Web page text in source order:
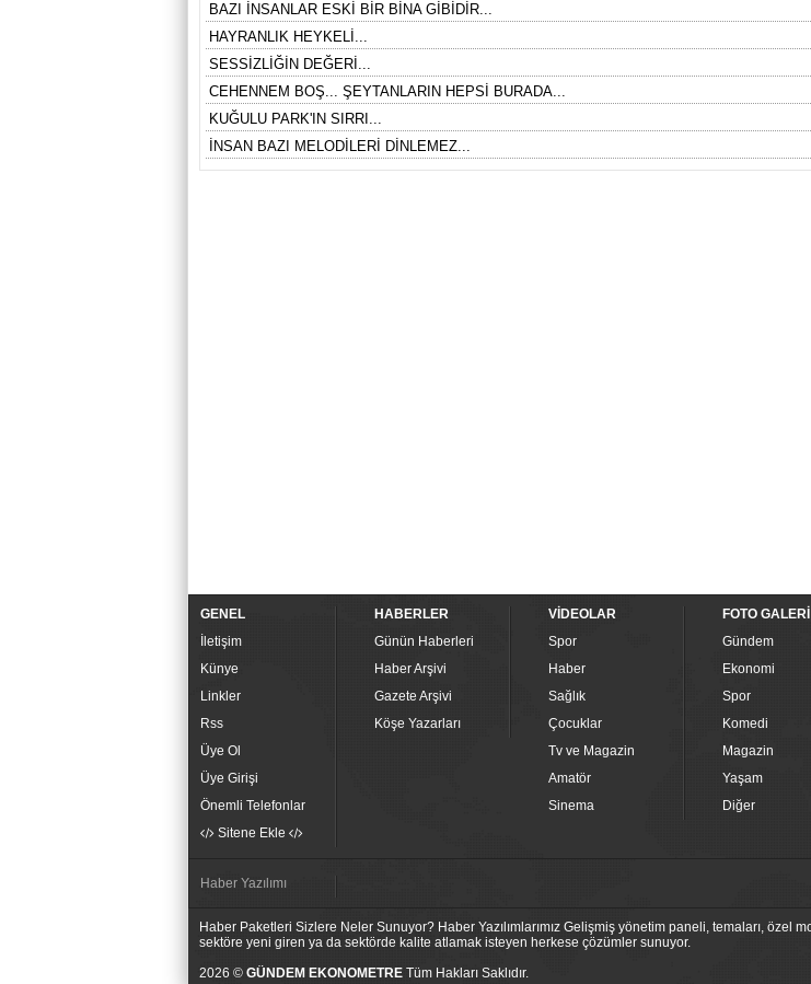
BAZI İNSANLAR ESKİ BİR BİNA GİBİDİR...
HAYRANLIK HEYKELİ...
SESSİZLİĞİN DEĞERİ...
CEHENNEM BOŞ... ŞEYTANLARIN HEPSİ BURADA...
KUĞULU PARK'IN SIRRI...
İNSAN BAZI MELODİLERİ DİNLEMEZ...
GENEL
İletişim
Künye
Linkler
Rss
Üye Ol
Üye Girişi
Önemli Telefonlar
Sitene Ekle
HABERLER
Günün Haberleri
Haber Arşivi
Gazete Arşivi
Köşe Yazarları
VİDEOLAR
Spor
Haber
Sağlık
Çocuklar
Tv ve Magazin
Amatör
Sinema
FOTO GALERİ
Gündem
Ekonomi
Spor
Komedi
Magazin
Yaşam
Diğer
Haber Yazılımı
Haber Paketleri Sizlere Neler Sunuyor? Haber Yazılımlarımız Gelişmiş yönetim paneli, temaları, özel
sektöre yeni giren ya da sektörde kalite atlamak isteyen herkese çözümler sunuyor.
2026 © GÜNDEM EKONOMETRE Tüm Hakları Saklıdır.